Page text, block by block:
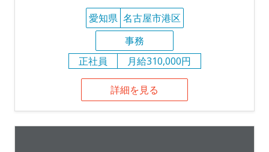
愛知県 名古屋市港区
事務
正社員
月給310,000円
詳細を見る